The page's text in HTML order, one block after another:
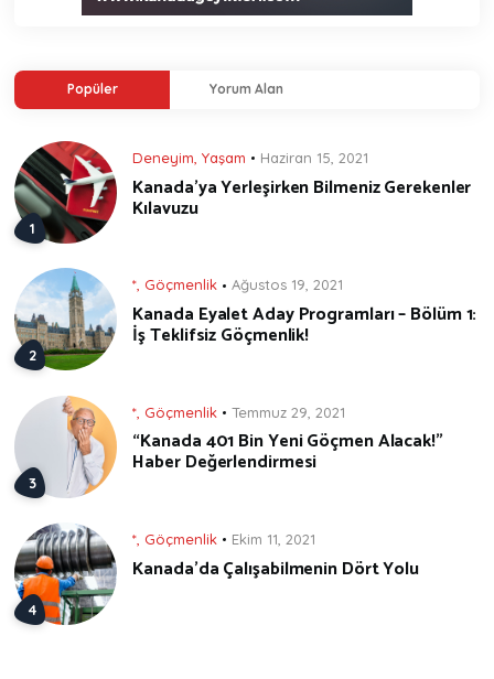
Popüler Yorum Alan
Deneyim ,Yaşam Haziran 15, 2021
Kanada’ya Yerleşirken Bilmeniz Gerekenler
Kılavuzu
*, Göçmenlik Ağustos 19, 2021
Kanada Eyalet Aday Programları – Bölüm 1:
İş Teklifsiz Göçmenlik!
* Göçmenlik Temmuz 29, 2021
“Kanada 401 Bin Yeni Göçmen Alacak!”
Haber Değerlendirmesi
* Göçmenlik Ekim 11, 2021
Kanada’da Çalışabilmenin Dört Yolu